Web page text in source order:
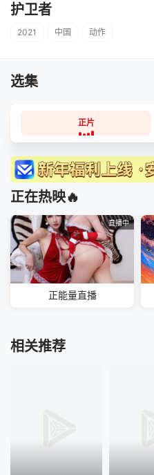
护卫者
2021 中国 动作
选集
正片
正在热映🔥
直播中
正能量直播
相关推荐